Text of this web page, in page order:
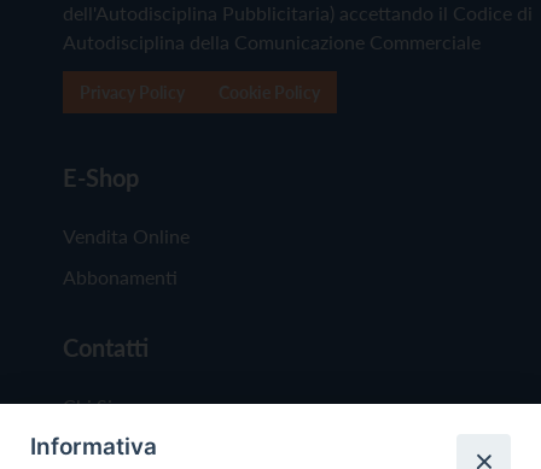
dell'Autodisciplina Pubblicitaria) accettando il Codice di
Autodisciplina della Comunicazione Commerciale
E-Shop
Vendita Online
Abbonamenti
Contatti
Chi Siamo
Redazione
Informativa